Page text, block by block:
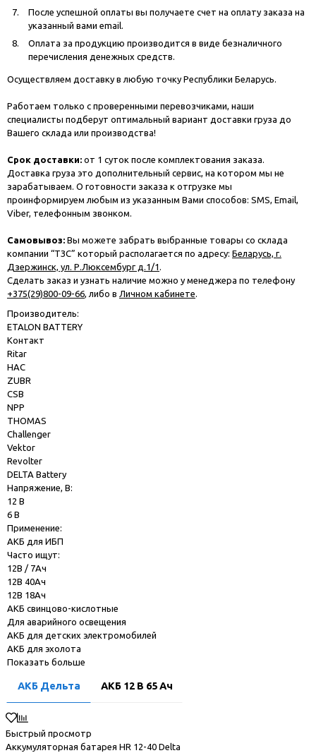
После успешной оплаты вы получаете счет на оплату заказа на
указанный вами email.
Оплата за продукцию производится в виде безналичного
перечисления денежных средств.
Осуществляем доставку в любую точку Республики Беларусь.
Работаем только с проверенными перевозчиками, наши
специалисты подберут оптимальный вариант доставки груза до
Вашего склада или производства!
Срок доставки: от 1 суток после комплектования заказа.
Доставка груза это дополнительный сервис, на котором мы не
зарабатываем. О готовности заказа к отгрузке мы
проинформируем любым из указанным Вами способов: SMS, Email,
Viber, телефонным звонком.
Самовывоз: Вы можете забрать выбранные товары со склада
компании “ТЗС” который располагается по адресу: Беларусь, г.
Дзержинск, ул. Р.Люксембург д.1/1 .
Сделать заказ и узнать наличие можно у менеджера по телефону
+375(29)800-09-66, либо в Личном кабинете.
Производитель:
ETALON BATTERY
Контакт
Ritar
HAC
ZUBR
CSB
NPP
THOMAS
Challenger
Vektor
Revolter
DELTA Battery
Напряжение, В:
12 В
6 В
Применение:
АКБ для ИБП
Часто ищут:
12В / 7Ач
12В 40Ач
12В 18Ач
АКБ свинцово-кислотные
Для аварийного освещения
АКБ для детских электромобилей
АКБ для эхолота
Показать больше
АКБ Дельта АКБ 12 В 65 Ач
Быстрый просмотр
Аккумуляторная батарея HR 12-40 Delta